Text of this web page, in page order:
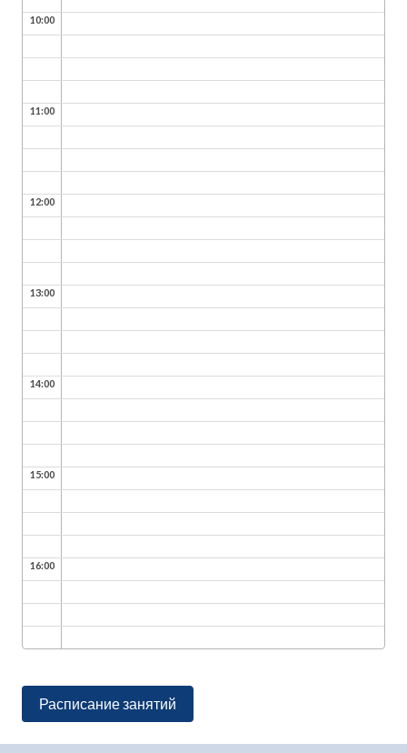
10:00
11:00
12:00
13:00
14:00
15:00
16:00
Расписание занятий